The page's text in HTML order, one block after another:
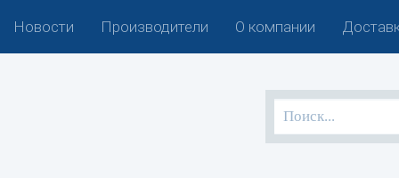
Новости Производители О компании